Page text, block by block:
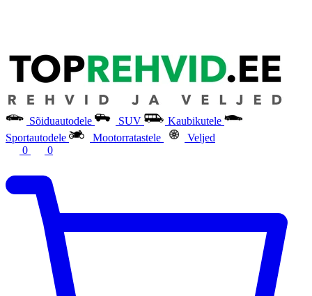
Sõiduautodele SUV
Kaubikutele
Sportautodele
Mootorratastele
Veljed
0
0